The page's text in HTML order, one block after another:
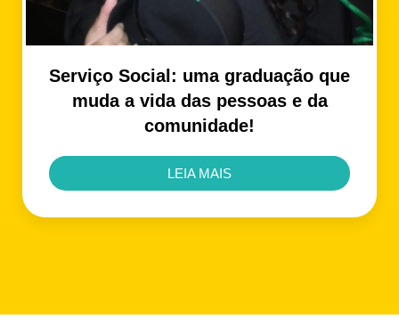
Serviço Social: uma graduação que
muda a vida das pessoas e da
comunidade!
LEIA MAIS